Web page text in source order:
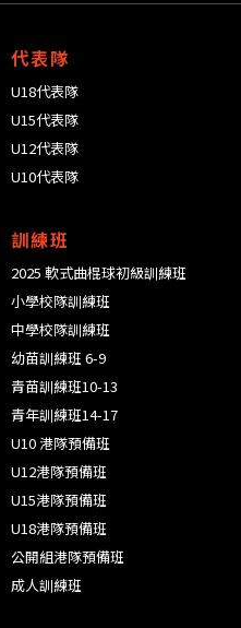
代表隊
U18代表隊
U15代表隊
U12代表隊
U10代表隊
訓練班
2025 軟式曲棍球初級訓練班
小學校隊訓練班
中學校隊訓練班
幼苗訓練班 6-9
青苗訓練班10-13
青年訓練班14-17
U10 港隊預備班
U12港隊預備班
U15港隊預備班
U18港隊預備班
公開組港隊預備班
成人訓練班